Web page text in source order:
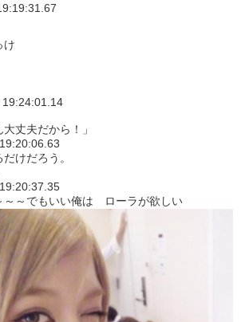
け
丈夫だから！」
けだろう。
～～でもいい俺は ローラが欲しい